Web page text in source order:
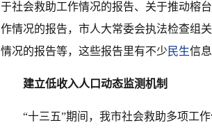
于社会救助工作情况的报告、关于推动榕
作情况的报告，市人大常委会执法检查组
情况的报告等，这些报告里有不少 民生信息
建立低收入人口动态监测机制
“十三五”期间，我市社会救助多项工